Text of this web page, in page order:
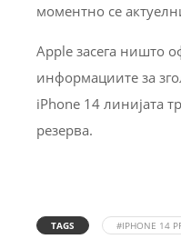
моментно се
Apple засега ништо
информациите за
iPhone 14 линијата
резерва.
TAGS #IPHONE 14